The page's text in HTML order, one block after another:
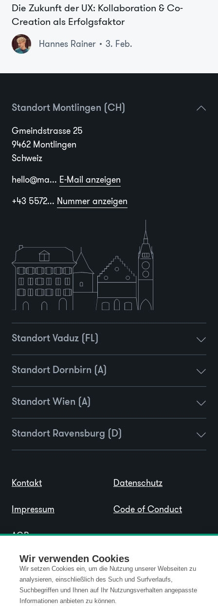
Wir verwenden Cookies
Wir setzen Cookies ein, um die Nutzung unserer Webseiten zu
analysieren, einschließlich des Such und Surfverlaufs,
Suchbegriffen und Ihnen auf Ihr Nutzungsverhalten angepasste
Informationen anbieten zu können.
Die Zukunft der UX: Kollaboration & Co-
Creation als Erfolgsfaktor
Hannes Rainer 3. Feb.
Standort Montlingen (CH)
Gmeindstrasse 25
9462 Montlingen
Schweiz
hello@ma... E-Mail anzeigen
+43 5572... Nummer anzeigen
Standort Vaduz (FL)
Standort Dornbirn (A)
Standort Wien (A)
Standort Ravensburg (D)
Kontakt
Impressum
AGB
Datenschutz
Code of Conduct